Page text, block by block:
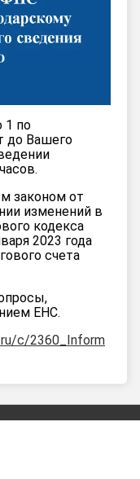
1 по
до Вашего
законом от
изменений в
кодекса
2023 года
счета
ЕНС.
c/2360_Inform